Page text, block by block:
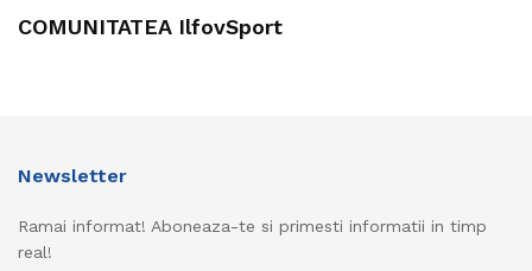
COMUNITATEA IlfovSport
Newsletter
Ramai informat! Aboneaza-te si primesti informatii in timp
real!